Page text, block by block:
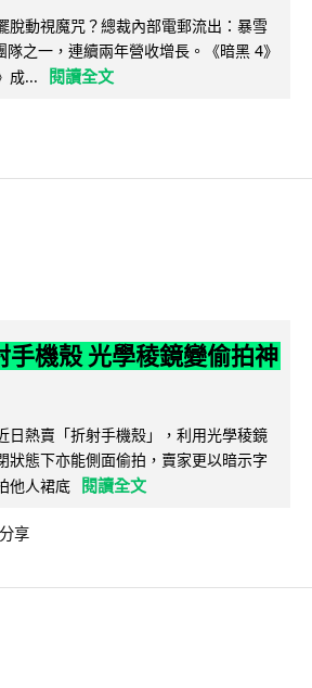
脫動視魔咒？總裁內部電郵流出：暴雪
之一，連續兩年營收增長。《暗黑 4》
成...
閱讀全文
手機殼 光學稜鏡變偷拍神
日熱賣「折射手機殼」，利用光學稜鏡
狀態下亦能側面偷拍，賣家更以暗示字
他人裙底
閱讀全文
分享